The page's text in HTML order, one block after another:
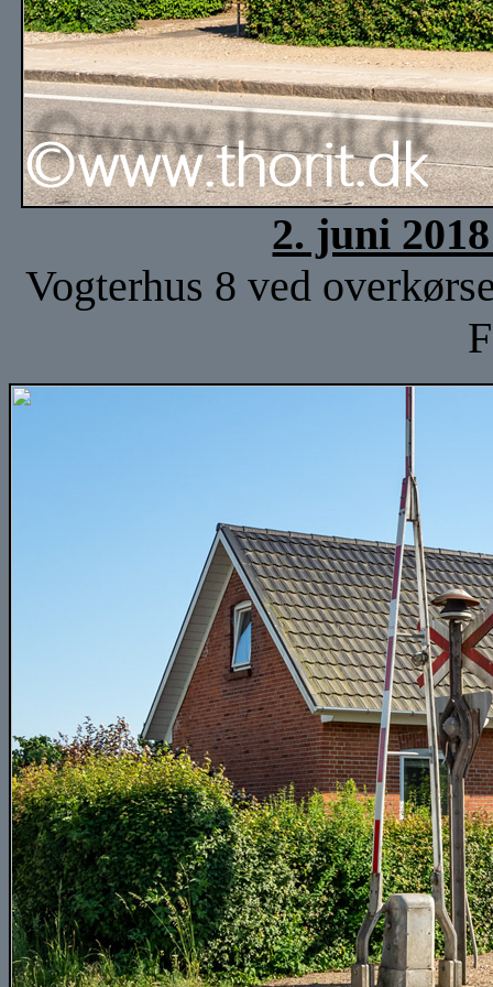
2. juni
Vogterhus 8 ved